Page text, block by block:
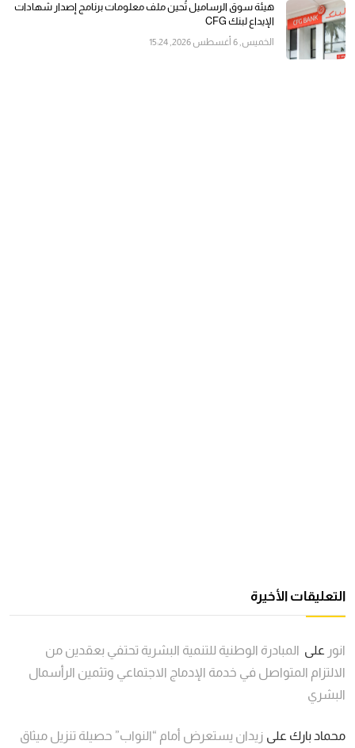
هيئة سوق الرساميل تُحين ملف معلومات برنامج إصدار شهادات
الإيداع لبنك CFG
الخميس, 6 أغسطس 2026, 15:24
التعليقات الأخيرة
انور على المبادرة الوطنية للتنمية البشرية تحتفي بعقدين من
الالتزام المتواصل في خدمة الإدماج الاجتماعي وتثمين الرأسمال
البشري
محماد بارك على زيدان يستعرض أمام “النواب” حصيلة تنزيل ميثاق